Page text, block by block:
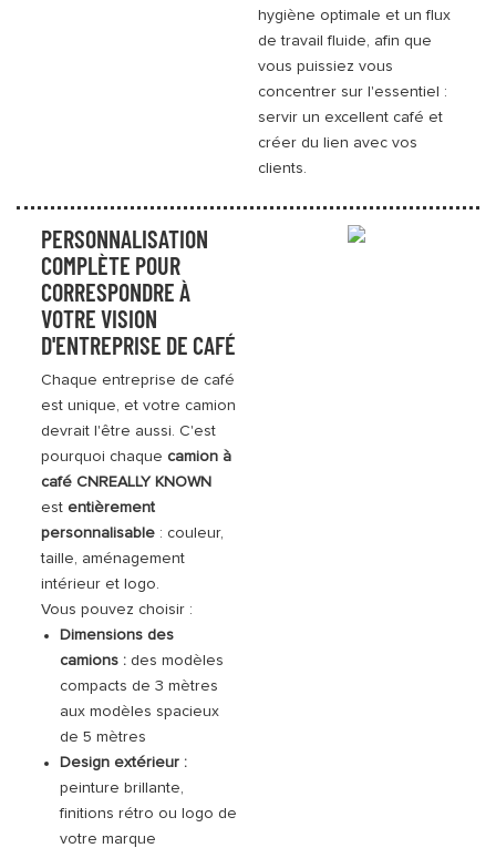
hygiène optimale et un flux
de travail fluide, afin que
vous puissiez vous
concentrer sur l'essentiel :
servir un excellent café et
créer du lien avec vos
clients.
PERSONNALISATION
COMPLÈTE POUR
CORRESPONDRE À
VOTRE VISION
D'ENTREPRISE DE CAFÉ
Chaque entreprise de café
est unique, et votre camion
devrait l'être aussi. C'est
pourquoi chaque camion à
café CNREALLY KNOWN
est entièrement
personnalisable : couleur,
taille, aménagement
intérieur et logo.
Vous pouvez choisir :
Dimensions des
camions : des modèles
compacts de 3 mètres
aux modèles spacieux
de 5 mètres
Design extérieur :
peinture brillante,
finitions rétro ou logo de
votre marque